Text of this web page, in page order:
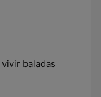
baladas